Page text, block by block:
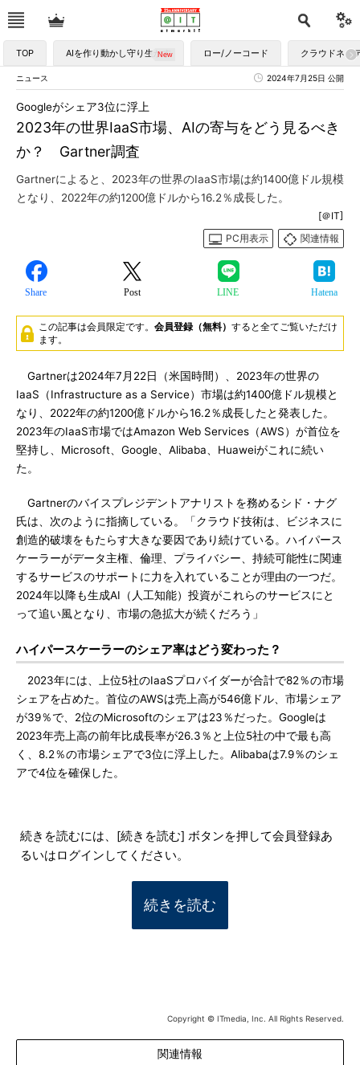
TOP AIを作り動かし守り生かす ロー/ノーコード クラウドネイ
ニュース 2024年7月25日 公開
2023年の世界IaaS市場、AIの寄与をどう見るべき
か？ Gartner調査
Googleがシェア3位に浮上
Gartnerによると、2023年の世界のIaaS市場は約1400億ドル規模
となり、2022年の約1200億ドルから16.2％成長した。
[＠IT]
PC用表示
関連情報
Share Post LINE Hatena
この記事は会員限定です。 会員登録（無料） すると全てご覧いただけ
ます。
Gartnerは2024年7月22日（米国時間）、2023年の世界の
IaaS（Infrastructure as a Service）市場は約1400億ドル規模と
なり、2022年の約1200億ドルから16.2％成長したと発表した。
2023年のIaaS市場ではAmazon Web Services（AWS）が首位を
堅持し、Microsoft、Google、Alibaba、Huaweiがこれに続い
た。
Gartnerのバイスプレジデントアナリストを務めるシド・ナグ
氏は、次のように指摘している。「クラウド技術は、ビジネスに
創造的破壊をもたらす大きな要因であり続けている。ハイパース
ケーラーがデータ主権、倫理、プライバシー、持続可能性に関連
するサービスのサポートに力を入れていることが理由の一つだ。
2024年以降も生成AI（人工知能）投資がこれらのサービスにと
って追い風となり、市場の急拡大が続くだろう」
ハイパースケーラーのシェア率はどう変わった？
2023年には、上位5社のIaaSプロバイダーが合計で82％の市場
シェアを占めた。首位のAWSは売上高が546億ドル、市場シェア
が39％で、2位のMicrosoftのシェアは23％だった。Googleは
2023年売上高の前年比成長率が26.3％と上位5社の中で最も高
く、8.2％の市場シェアで3位に浮上した。Alibabaは7.9％のシェ
アで4位を確保した。
続きを読むには、[続きを読む] ボタンを押して会員登録あ
るいはログインしてください。
続きを読む
Copyright © ITmedia, Inc. All Rights Reserved.
関連情報